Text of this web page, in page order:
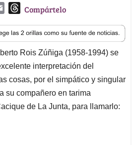
a
i
l
T
r
e
a
d
s
Compártelo
Rois Zúñiga (1958-1994) se
interpretación del
cosas, por el simpático y singular
su compañero en tarima
de La Junta, para llamarlo: